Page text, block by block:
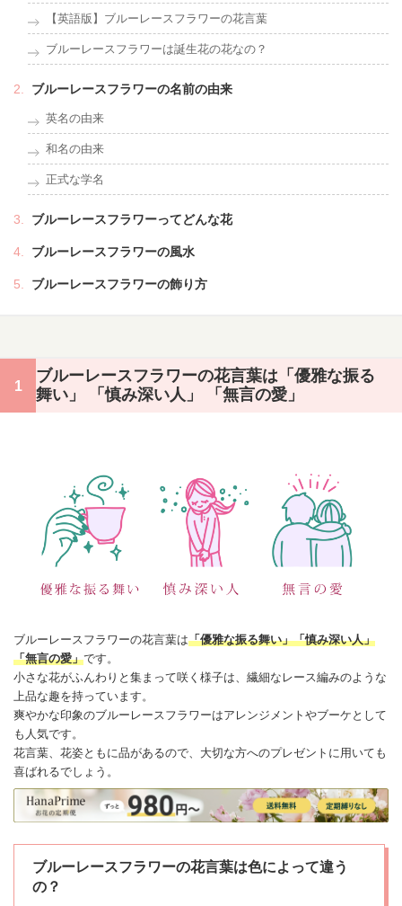
【英語版】ブルーレースフラワーの花言葉
ブルーレースフラワーは誕生花の花なの？
ブルーレースフラワーの名前の由来
英名の由来
和名の由来
正式な学名
ブルーレースフラワーってどんな花
ブルーレースフラワーの風水
ブルーレースフラワーの飾り方
ブルーレースフラワーの花言葉は「優雅な振る
舞い」 「慎み深い人」 「無言の愛」
ブルー レースフラワーの花言葉は「優雅な振る舞い」「慎み深い人」
「無言の愛」です。
小さな花がふんわりと集まって咲く様子は、繊細なレース編みのような
上品な趣を持っています。
爽やかな印象のブルー レースフラワーはアレンジメントやブーケとして
も人気です。
花言葉、花姿ともに品があるので、大切な方へのプレゼントに用いても
喜ばれるでしょう。
ブルーレースフラワーの花言葉は色によって違う
の？